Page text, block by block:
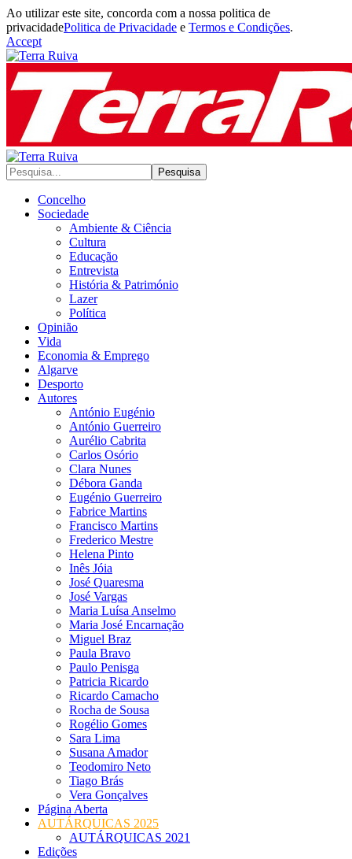
Ao utilizar este site, concorda com a nossa politica de
privacidadePolitica de Privacidade e Termos e Condições.
Accept
Concelho
Sociedade
Ambiente & Ciência
Cultura
Educação
Entrevista
História & Património
Lazer
Política
Opinião
Vida
Economia & Emprego
Algarve
Desporto
Autores
António Eugénio
António Guerreiro
Aurélio Cabrita
Carlos Osório
Clara Nunes
Débora Ganda
Eugénio Guerreiro
Fabrice Martins
Francisco Martins
Frederico Mestre
Helena Pinto
Inês Jóia
José Quaresma
José Vargas
Maria Luísa Anselmo
Maria José Encarnação
Miguel Braz
Paula Bravo
Paulo Penisga
Patricia Ricardo
Ricardo Camacho
Rocha de Sousa
Rogélio Gomes
Sara Lima
Susana Amador
Teodomiro Neto
Tiago Brás
Vera Gonçalves
Página Aberta
AUTÁRQUICAS 2025
AUTÁRQUICAS 2021
Edições